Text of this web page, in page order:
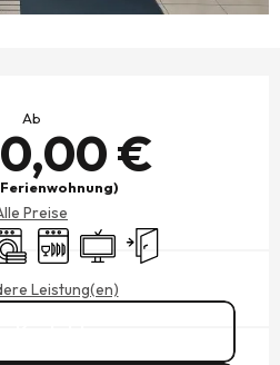
Ab
€
Preise
und Laken
Geschirrspülmaschine
FernsehenUnabhängiger
Leistung(en)